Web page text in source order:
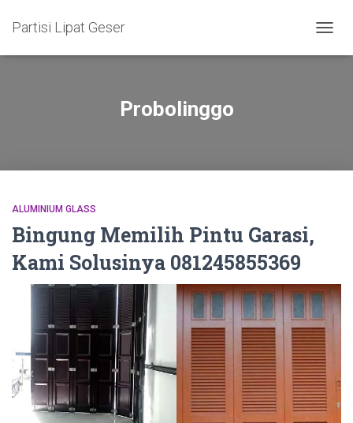
Partisi Lipat Geser
Probolinggo
ALUMINIUM GLASS
Bingung Memilih Pintu Garasi,
Kami Solusinya 081245855369